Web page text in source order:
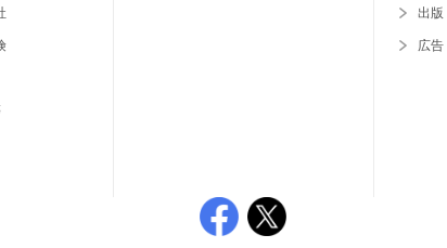
出版
広告